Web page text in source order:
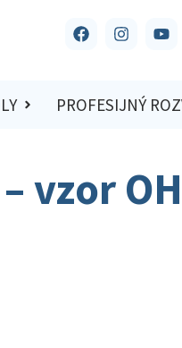
PROFESIJNÝ
vzor